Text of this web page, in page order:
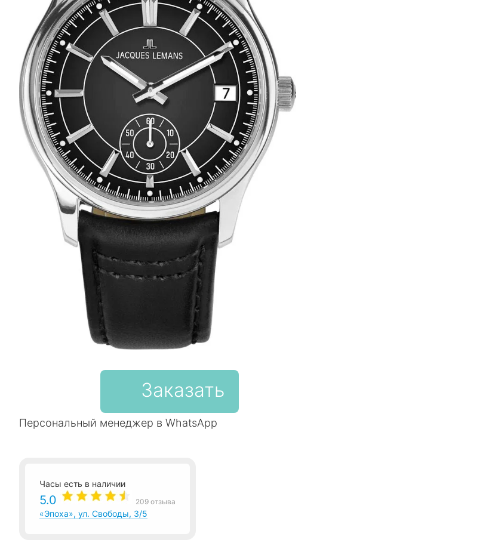
Заказать
Персональный менеджер в WhatsApp
Часы есть в наличии
5.0 209 отзыва
«Эпоха», ул. Свободы, 3/5